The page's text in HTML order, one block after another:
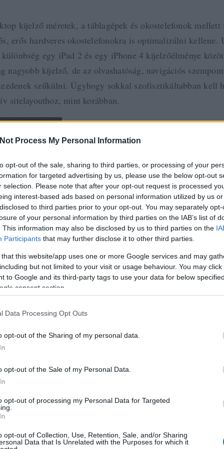
Process My Personal Information
opt-out of the sale, sharing to third parties, or processing of your
for targeted advertising by us, please use the below opt-out
selection. Please note that after your opt-out request is processed
interest-based ads based on personal information utilized by us
to third parties prior to your opt-out. You may separately
of your personal information by third parties on the IAB’s list of
This information may also be disclosed by us to third parties on the
Participants that may further disclose it to other third parties.
that this website/app uses one or more Google services and may
but not limited to your visit or usage behaviour. You may
to Google and its third-party tags to use your data for below
consent section.
Data Processing Opt Outs
opt-out of the Sharing of my personal data.
opt-out of the Sale of my Personal Data.
opt-out of processing my Personal Data for Targeted
opt-out of Collection, Use, Retention, Sale, and/or Sharing
Data that Is Unrelated with the Purposes for which it
kijelző méretek, a táblagépek és okostelefonok mellett
erős hardveres okostelefonokra is optimalizálni kellene.
egy iPad 2 és egy iPhone 4 kijelzőélménye
nagyobb kijelző, de az olvashatóság, navigációs
szűkülni. Úgyhogy sokkal szofisztikáltabban kell
sitelayouthoz, mint korábban.
hasznos link , még mielőtt belekezdtek:
Responsive Web Design
tipográfia
reszponzív webdizájn implementálása
és eszközök végigmolyolását követően én a lehető
bele a tervezésbe. Ha egyszerű, mondjuk két
csak a tartalmak megjelenését, de a navigációt,
képátméretezéseket, videómegjelenítéseket sikerül